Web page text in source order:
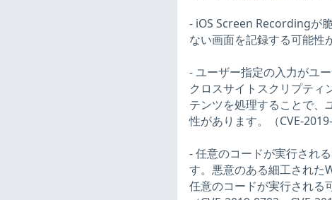
- iOS Screen Recordingが
ない画面を記録する可能性
- ユーザー指定の入力がユ
クロスサイトスクリプティ
テンツを処理することで、
性があります。（CVE-2019-
- 任意のコードが実行され
す。悪意のある細工された
任意のコードが実行される